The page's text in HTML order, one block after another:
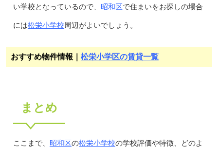
い学校となっているので、 昭和区で住まいをお探しの場合
には松栄小学校周辺がよいでしょう。
おすすめ物件情報｜ 松栄小学区の賃貸一覧
まとめ
ここまで、 昭和区の松栄小学校の学校評価や特徴、どのよ